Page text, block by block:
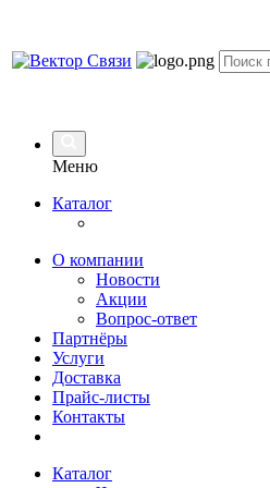
Меню
Каталог
О компании
Новости
Акции
Вопрос-ответ
Партнёры
Услуги
Доставка
Прайс-листы
Контакты
Каталог